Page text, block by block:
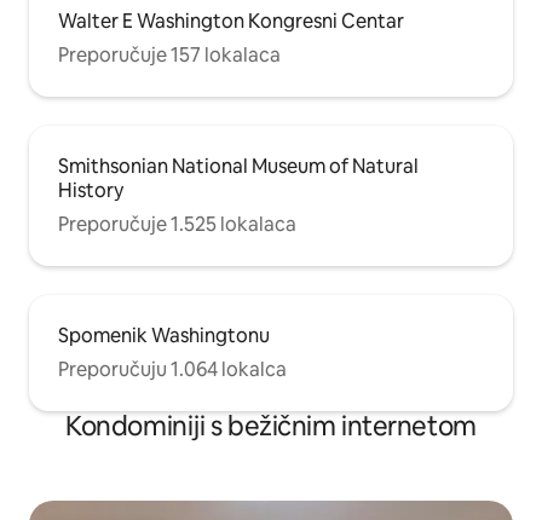
Walter E Washington Kongresni Centar
Preporučuje 157 lokalaca
Smithsonian National Museum of Natural
History
Preporučuje 1.525 lokalaca
Spomenik Washingtonu
Preporučuju 1.064 lokalca
Kondominiji s bežičnim internetom